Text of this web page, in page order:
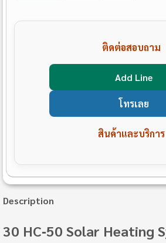
ติดต่อสอบถาม
Add Line
โทรเลย
สินค้าและบริการ
Description
30 HC‐50 Solar Heating